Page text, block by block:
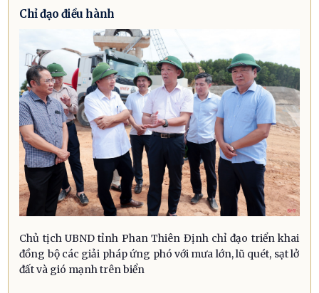
Chỉ đạo điều hành
Chủ tịch UBND tỉnh Phan Thiên Định chỉ đạo triển khai
đồng bộ các giải pháp ứng phó với mưa lớn, lũ quét, sạt lở
đất và gió mạnh trên biển